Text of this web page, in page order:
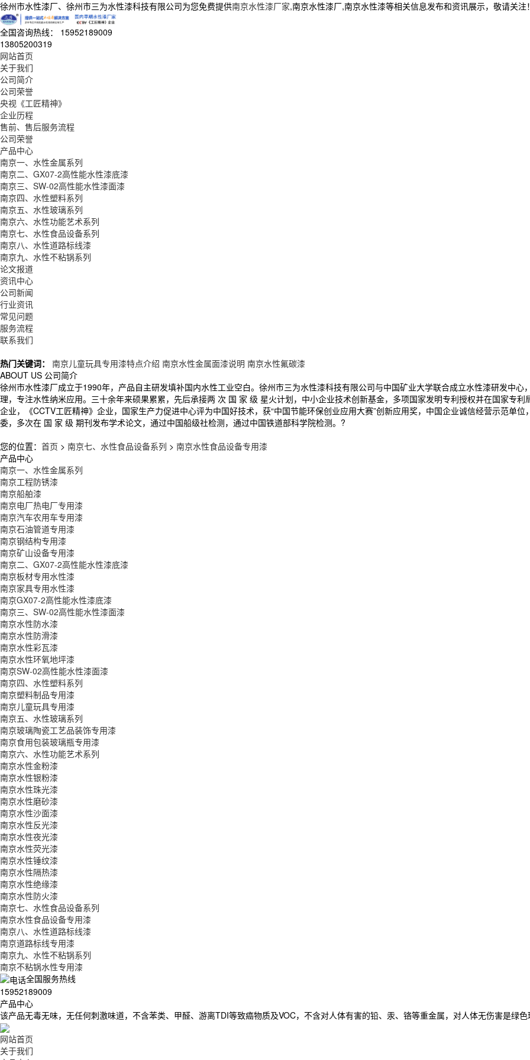
徐州市水性漆厂、徐州市三为水性漆科技有限公司为您免费提供南京水性漆厂家,南京水性漆厂,南京水性漆等相关信息发布和资讯展示，敬请关注！
全国咨询热线： 15952189009
13805200319
网站首页
关于我们
公司简介
公司荣誉
央视《工匠精神》
企业历程
售前、售后服务流程
公司荣誉
产品中心
南京一、水性金属系列
南京二、GX07-2高性能水性漆底漆
南京三、SW-02高性能水性漆面漆
南京四、水性塑料系列
南京五、水性玻璃系列
南京六、水性功能艺术系列
南京七、水性食品设备系列
南京八、水性道路标线漆
南京九、水性不粘锅系列
论文报道
资讯中心
公司新闻
行业资讯
常见问题
服务流程
联系我们
热门关键词：
南京儿童玩具专用漆特点介绍 南京水性金属面漆说明 南京水性氟碳漆
ABOUT US 公司简介
徐州市水性漆厂成立于1990年，产品自主研发填补国内水性工业空白。徐州市三为水性漆科技有限公司与中国矿业大学联合成立水性漆研发中
理，专注水性纳米应用。三十余年来硕果累累，先后承接两 次 国 家 级 星火计划，中小企业技术创新基金，多项国家发明专利授权并在国家专
企业，《CCTV工匠精神》企业，国家生产力促进中心评为中国好技术，获“中国节能环保创业应用大赛”创新应用奖，中国企业诚信经营示范单
委，多次在 国 家 级 期刊发布学术论文，通过中国船级社检测，通过中国铁道部科学院检测。?
您的位置： 首页 > 南京七、水性食品设备系列 > 南京水性食品设备专用漆
产品中心
南京一、水性金属系列
南京工程防锈漆
南京船舶漆
南京电厂热电厂专用漆
南京汽车农用车专用漆
南京石油管道专用漆
南京钢结构专用漆
南京矿山设备专用漆
南京二、GX07-2高性能水性漆底漆
南京板材专用水性漆
南京家具专用水性漆
南京GX07-2高性能水性漆底漆
南京三、SW-02高性能水性漆面漆
南京水性防水漆
南京水性防滑漆
南京水性彩瓦漆
南京水性环氧地坪漆
南京SW-02高性能水性漆面漆
南京四、水性塑料系列
南京塑料制品专用漆
南京儿童玩具专用漆
南京五、水性玻璃系列
南京玻璃陶瓷工艺品装饰专用漆
南京食用包装玻璃瓶专用漆
南京六、水性功能艺术系列
南京水性金粉漆
南京水性银粉漆
南京水性珠光漆
南京水性磨砂漆
南京水性沙面漆
南京水性反光漆
南京水性夜光漆
南京水性荧光漆
南京水性锤纹漆
南京水性隔热漆
南京水性绝缘漆
南京水性防火漆
南京七、水性食品设备系列
南京水性食品设备专用漆
南京八、水性道路标线漆
南京道路标线专用漆
南京九、水性不粘锅系列
南京不粘锅水性专用漆
全国服务热线
15952189009
产品中心
该产品无毒无味，无任何刺激味道，不含苯类、甲醛、游离TDI等致癌物质及VOC，不含对人体有害的铅、汞、铬等重金属，对人体无伤害是绿色
网站首页
关于我们